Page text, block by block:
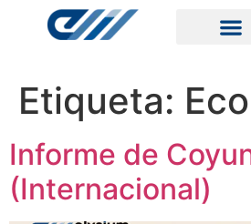
Etiqueta:
Informe de
(Internacional)